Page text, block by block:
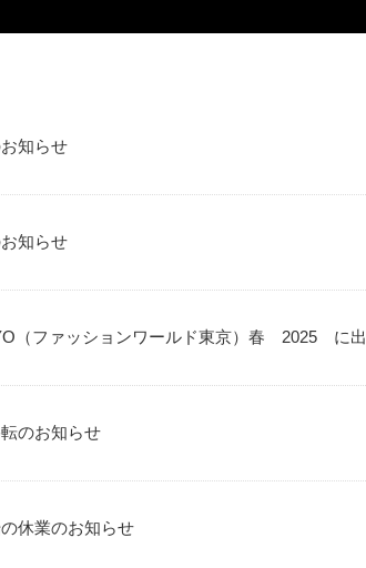
知らせ
知らせ
（ファッションワールド東京）春 2025 に
のお知らせ
休業のお知らせ